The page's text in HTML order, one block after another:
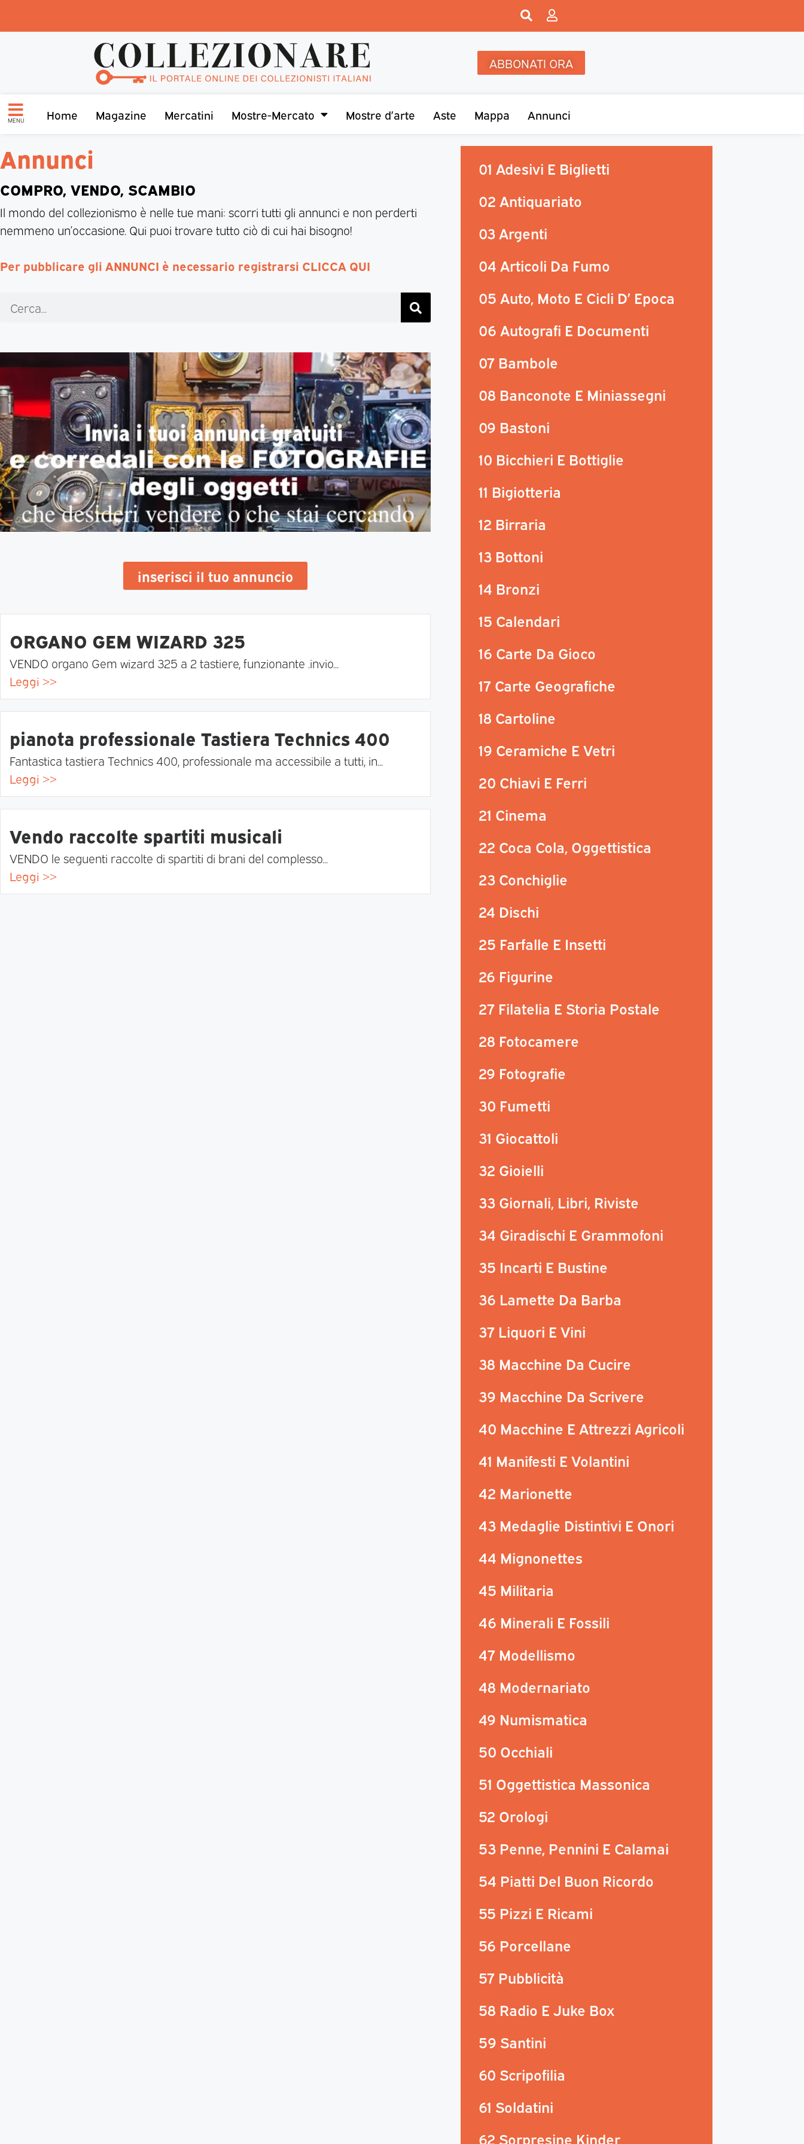
ABBONATI ORA
MENU Home Magazine Mercatini Mostre-Mercato Mostre d’arte Aste Mappa Annunci
Annunci
COMPRO, VENDO, SCAMBIO
Il mondo del collezionismo è nelle tue mani: scorri tutti gli annunci e non perderti
nemmeno un’occasione. Qui puoi trovare tutto ciò di cui hai bisogno!
Per pubblicare gli ANNUNCI è necessario registrarsi CLICCA QUI
inserisci il tuo annuncio
ORGANO GEM WIZARD 325
VENDO organo Gem wizard 325 a 2 tastiere, funzionante .invio...
Leggi >>
pianota professionale Tastiera Technics 400
Fantastica tastiera Technics 400, professionale ma accessibile a tutti, in...
Leggi >>
Vendo raccolte spartiti musicali
VENDO le seguenti raccolte di spartiti di brani del complesso...
Leggi >>
01 Adesivi E Biglietti
02 Antiquariato
03 Argenti
04 Articoli Da Fumo
05 Auto, Moto E Cicli D’ Epoca
06 Autografi E Documenti
07 Bambole
08 Banconote E Miniassegni
09 Bastoni
10 Bicchieri E Bottiglie
11 Bigiotteria
12 Birraria
13 Bottoni
14 Bronzi
15 Calendari
16 Carte Da Gioco
17 Carte Geografiche
18 Cartoline
19 Ceramiche E Vetri
20 Chiavi E Ferri
21 Cinema
22 Coca Cola, Oggettistica
23 Conchiglie
24 Dischi
25 Farfalle E Insetti
26 Figurine
27 Filatelia E Storia Postale
28 Fotocamere
29 Fotografie
30 Fumetti
31 Giocattoli
32 Gioielli
33 Giornali, Libri, Riviste
34 Giradischi E Grammofoni
35 Incarti E Bustine
36 Lamette Da Barba
37 Liquori E Vini
38 Macchine Da Cucire
39 Macchine Da Scrivere
40 Macchine E Attrezzi Agricoli
41 Manifesti E Volantini
42 Marionette
43 Medaglie Distintivi E Onori
44 Mignonettes
45 Militaria
46 Minerali E Fossili
47 Modellismo
48 Modernariato
49 Numismatica
50 Occhiali
51 Oggettistica Massonica
52 Orologi
53 Penne, Pennini E Calamai
54 Piatti Del Buon Ricordo
55 Pizzi E Ricami
56 Porcellane
57 Pubblicità
58 Radio E Juke Box
59 Santini
60 Scripofilia
61 Soldatini
62 Sorpresine Kinder